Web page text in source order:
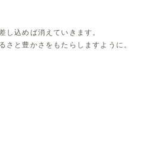
し込めば消えていきます。
さと豊かさをもたらしますように。